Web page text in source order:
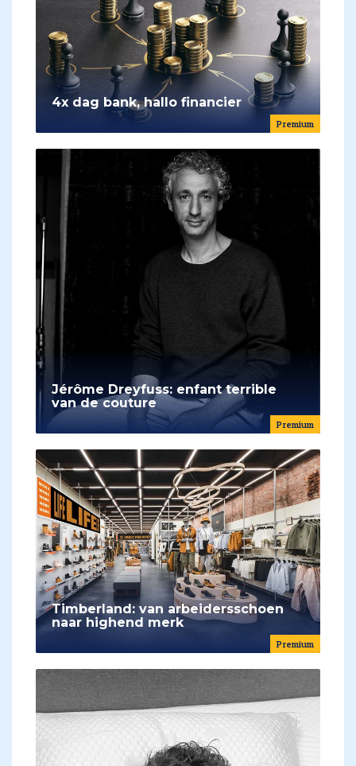
Premium
4x dag bank, hallo financier
Premium
Jérôme Dreyfuss: enfant terrible
van de couture
Premium
Timberland: van arbeidersschoen
naar highend merk